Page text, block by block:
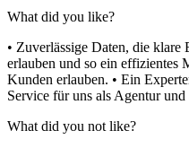
What did you like?
• Zuverlässige Daten, die
erlauben und so ein effizientes
Kunden erlauben. • Ein
Service für uns als Agentur
What did you not like?